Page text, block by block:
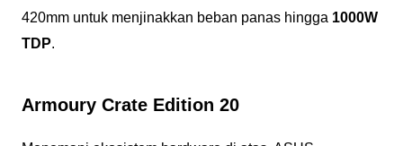
420mm untuk menjinakkan beban panas hingga 1000W
TDP.
Armoury Crate Edition 20